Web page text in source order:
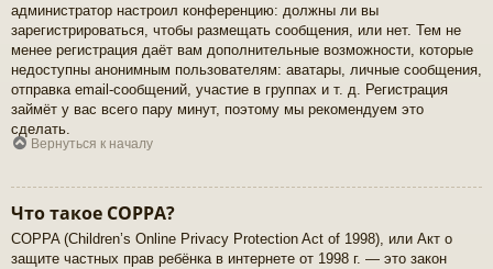
администратор настроил конференцию: должны ли вы
зарегистрироваться, чтобы размещать сообщения, или нет. Тем не
менее регистрация даёт вам дополнительные возможности, которые
недоступны анонимным пользователям: аватары, личные сообщения,
отправка email-сообщений, участие в группах и т. д. Регистрация
займёт у вас всего пару минут, поэтому мы рекомендуем это
сделать.
Вернуться к началу
Что такое COPPA?
COPPA (Children’s Online Privacy Protection Act of 1998), или Акт о
защите частных прав ребёнка в интернете от 1998 г. — это закон